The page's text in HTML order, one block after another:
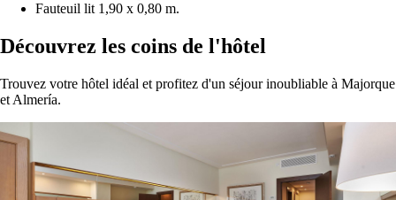
Fauteuil lit 1,90 x 0,80 m.
Découvrez les coins de l'hôtel
Trouvez votre hôtel idéal et profitez d'un séjour inoubliable à Majorque
et Almería.